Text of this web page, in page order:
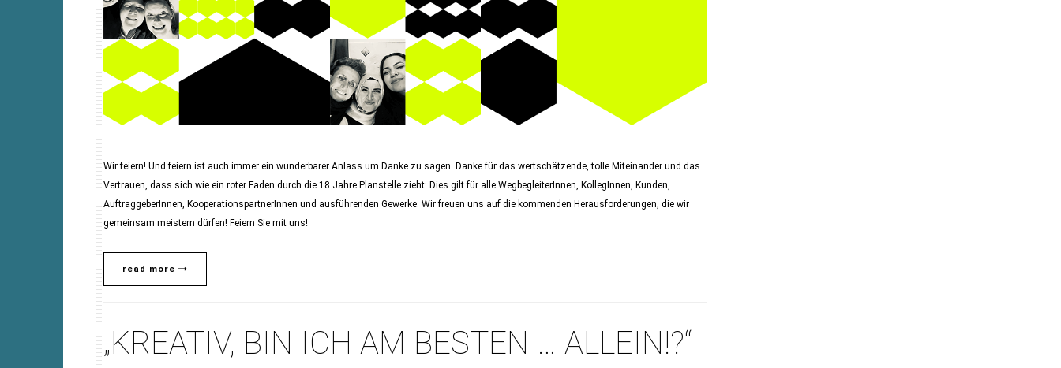
Wir feiern! Und feiern ist auch immer ein wunderbarer Anlass um Danke zu sagen. Danke für das wertschätzende, tolle Miteinander und das
Vertrauen, dass sich wie ein roter Faden durch die 18 Jahre Planstelle zieht: Dies gilt für alle WegbegleiterInnen, KollegInnen, Kunden,
AuftraggeberInnen, KooperationspartnerInnen und ausführenden Gewerke. Wir freuen uns auf die kommenden Herausforderungen, die wir
gemeinsam meistern dürfen! Feiern Sie mit uns!
read more
„KREATIV, BIN ICH AM BESTEN … ALLEIN!?“